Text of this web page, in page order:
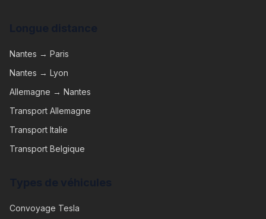
Nantes → Paris
Nantes → Lyon
Allemagne → Nantes
Transport Allemagne
Transport Italie
Transport Belgique
Convoyage Tesla